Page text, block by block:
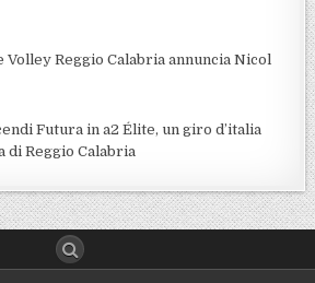
Volley Reggio Calabria annuncia Nicol
Futura in a2 Élite, un giro d’italia
di Reggio Calabria